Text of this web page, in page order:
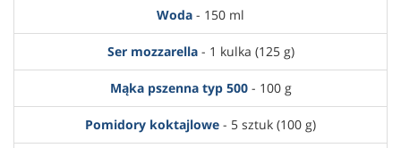
Woda - 150 ml
Ser mozzarella- 1 kulka (125 g)
Mąka pszenna typ 500- 100 g
Pomidory koktajlowe - 5 sztuk (100 g)